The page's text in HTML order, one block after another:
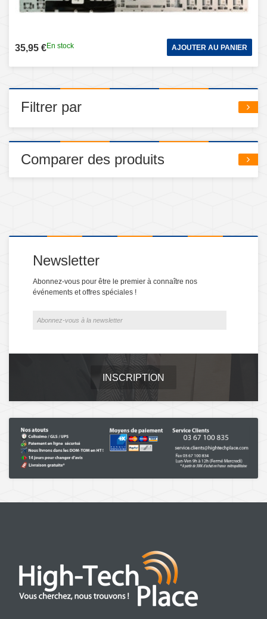
35,95 €En stock AJOUTER AU PANIER
Filtrer par
Comparer des produits
Newsletter
Abonnez-vous pour être le premier à connaître nos
événements et offres spéciales !
INSCRIPTION